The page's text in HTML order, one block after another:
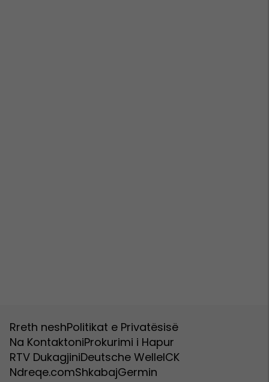
Rreth neshPolitikat e Privatësisë
Na KontaktoniProkurimi i Hapur
RTV DukagjiniDeutsche WelleICK
Ndreqe.comShkabajGermin